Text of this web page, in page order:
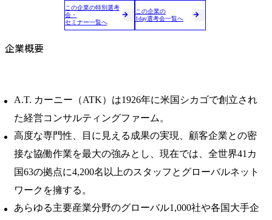
この企業の特別選考
会・
セミナー一覧へ
この企業の
1day選考会一覧へ
企業概要
A.T. カーニー（ATK）は1926年に米国シカゴで創立され
た経営コンサルティングファーム。
高度な専門性、目に見える成果の実現、顧客企業との密
接な協働作業を最大の強みとし、現在では、全世界41カ
国63の拠点に4,200名以上のスタッフとグローバルネット
ワークを擁する。
あらゆる主要産業分野のグローバル1,000社や各国大手企